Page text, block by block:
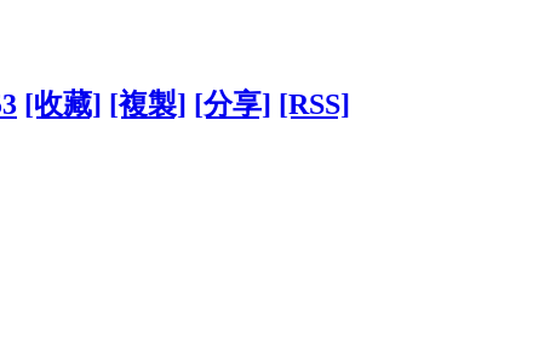
[收藏] [複製] [分享] [RSS]